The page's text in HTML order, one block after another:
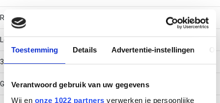
Toestemming Details Advertentie-instellingen
Verantwoord gebruik van uw gegevens
Wij en onze 1022 partners verwerken je persoonlijke
RVS 304 (V2A)
Lengte
3000
Gebruikstemperatuur